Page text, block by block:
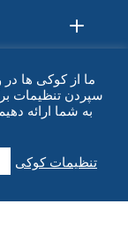
ما از کوکی ها
سپردن تنظیمات
به شما ارائه
تنظیمات کوکی